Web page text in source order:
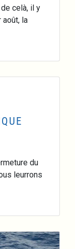
celà, il y
août, la
du
leurrons